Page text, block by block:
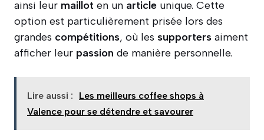
ainsi leur maillot en un article unique. Cette
option est particulièrement prisée lors des
grandes compétitions, où les supporters aiment
afficher leur passion de manière personnelle.
Lire aussi :
Les meilleurs coffee shops à
Valence pour se détendre et savourer